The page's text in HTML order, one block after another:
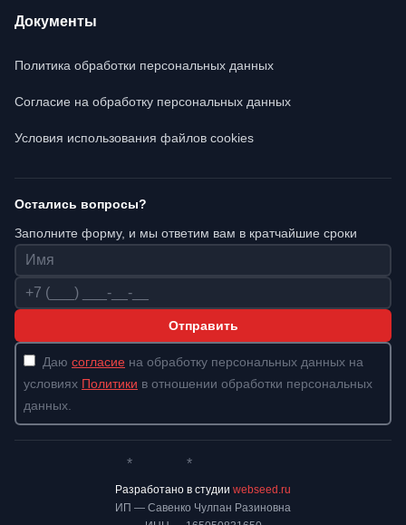
Документы
Политика обработки персональных данных
Согласие на обработку персональных данных
Условия использования файлов cookies
Остались вопросы?
Заполните форму, и мы ответим вам в кратчайшие сроки
Имя
Телефон
Отправить
Даю согласие на обработку персональных данных на
условиях Политики в отношении обработки персональных
данных.
ИП — Савенко Чулпан Разиновна
* *
Разработано в студии webseed.ru